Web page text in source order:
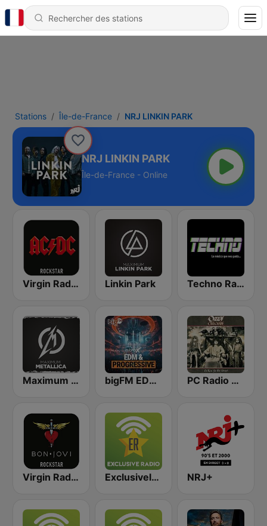
Stations Île-de-France NRJ LINKIN PARK
NRJ LINKIN PARK
Île-de-France - Online
Virgin Radio AC/DC Linkin Park Techno Radio
Maximum - Metallica (Максимум) bigFM EDM & Progressive PC Radio Ozzy Osbourne
Virgin Radio Bon Jovi Exclusively Iron Maiden NRJ+